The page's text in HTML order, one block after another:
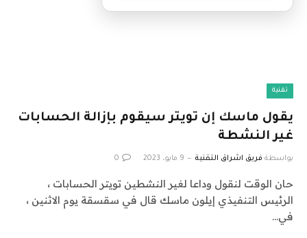
تقنية
يقول ماسك إن تويتر سيقوم بإزالة الحسابات
غير النشطة
بواسطة فريق اشراق التقنية 9 مايو، 2023 0
حان الوقت لنقول وداعا لغير النشطين تويتر الحسابات ،
الرئيس التنفيذي إيلون ماسك قال في سقسقة يوم الاثنين ،
في…